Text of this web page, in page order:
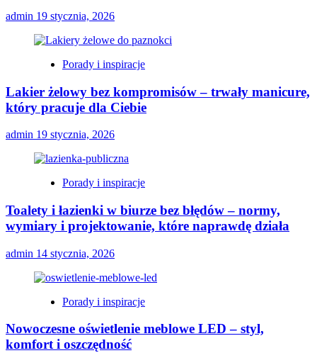
admin 19 stycznia, 2026
Porady i inspiracje
Lakier żelowy bez kompromisów – trwały manicure,
który pracuje dla Ciebie
admin 19 stycznia, 2026
Porady i inspiracje
Toalety i łazienki w biurze bez błędów – normy,
wymiary i projektowanie, które naprawdę działa
admin 14 stycznia, 2026
Porady i inspiracje
Nowoczesne oświetlenie meblowe LED – styl,
komfort i oszczędność